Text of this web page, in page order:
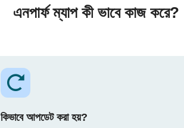
এনপার্ফ ম্যাপ কী ভাবে কাজ করে?
কিভাবে আপডেট করা হয়?